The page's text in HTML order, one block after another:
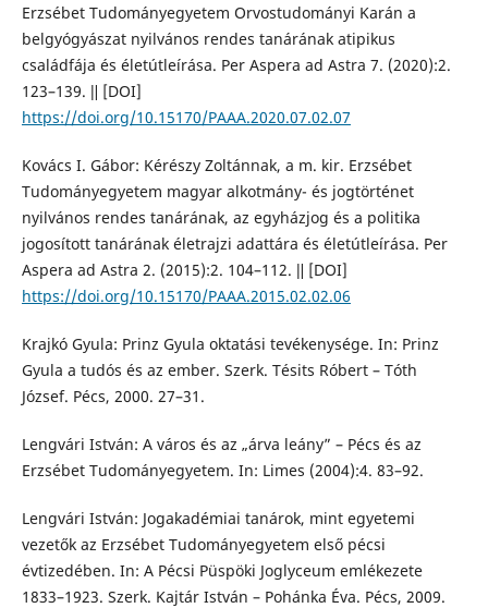
Erzsébet Tudományegyetem Orvostudományi Karán a
belgyógyászat nyilvános rendes tanárának atipikus
családfája és életútleírása. Per Aspera ad Astra 7. (2020):2.
123–139. ǁ [DOI]
https://doi.org/10.15170/PAAA.2020.07.02.07
Kovács I. Gábor: Kérészy Zoltánnak, a m. kir. Erzsébet
Tudományegyetem magyar alkotmány- és jogtörténet
nyilvános rendes tanárának, az egyházjog és a politika
jogosított tanárának életrajzi adattára és életútleírása. Per
Aspera ad Astra 2. (2015):2. 104–112. ǁ [DOI]
https://doi.org/10.15170/PAAA.2015.02.02.06
Krajkó Gyula: Prinz Gyula oktatási tevékenysége. In: Prinz
Gyula a tudós és az ember. Szerk. Tésits Róbert – Tóth
József. Pécs, 2000. 27–31.
Lengvári István: A város és az „árva leány” – Pécs és az
Erzsébet Tudományegyetem. In: Limes (2004):4. 83–92.
Lengvári István: Jogakadémiai tanárok, mint egyetemi
vezetők az Erzsébet Tudományegyetem első pécsi
évtizedében. In: A Pécsi Püspöki Joglyceum emlékezete
1833–1923. Szerk. Kajtár István – Pohánka Éva. Pécs, 2009.